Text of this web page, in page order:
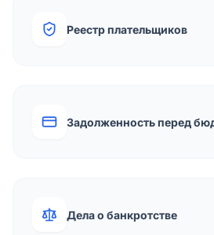
Реестр плательщиков
Задолженность перед
Дела о банкротстве